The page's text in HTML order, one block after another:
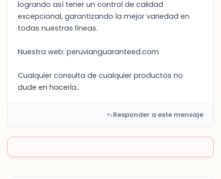
logrando así tener un control de calidad
excepcional, garantizando la mejor variedad en
todas nuestras líneas.
Nuestra web: peruvianguaranteed.com
Cualquier consulta de cualquier productos no
dude en hacerla..
Responder a este mensaje